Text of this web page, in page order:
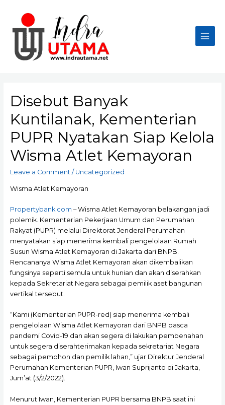
content
Main
Disebut Banyak
Kuntilanak, Kementerian
PUPR Nyatakan Siap Kelola
Wisma Atlet Kemayoran
Leave a Comment / Uncategorized
Wisma Atlet Kemayoran
Propertybank.com – Wisma Atlet Kemayoran belakangan jadi
polemik. Kementerian Pekerjaan Umum dan Perumahan
Rakyat (PUPR) melalui Direktorat Jenderal Perumahan
menyatakan siap menerima kembali pengelolaan Rumah
Susun Wisma Atlet Kemayoran di Jakarta dari BNPB.
Rencananya Wisma Atlet Kemayoran akan dikembalikan
fungsinya seperti semula untuk hunian dan akan diserahkan
kepada Sekretariat Negara sebagai pemilik aset bangunan
vertikal tersebut.
“Kami (Kementerian PUPR-red) siap menerima kembali
pengelolaan Wisma Atlet Kemayoran dari BNPB pasca
pandemi Covid-19 dan akan segera di lakukan pembenahan
untuk segera diserahterimakan kepada sekretariat Negara
sebagai pemohon dan pemilik lahan,” ujar Direktur Jenderal
Perumahan Kementerian PUPR, Iwan Suprijanto di Jakarta,
Jum’at (3/2/2022).
Menurut Iwan, Kementerian PUPR bersama BNPB saat ini